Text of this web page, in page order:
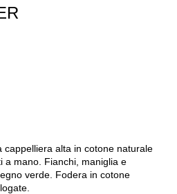
cappelliera alta in cotone naturale
a mano. Fianchi, maniglia e
verde. Fodera in cotone